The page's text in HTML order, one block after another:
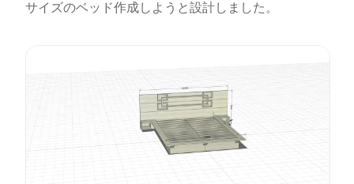
サイズのベッド作成しようと設計しました。